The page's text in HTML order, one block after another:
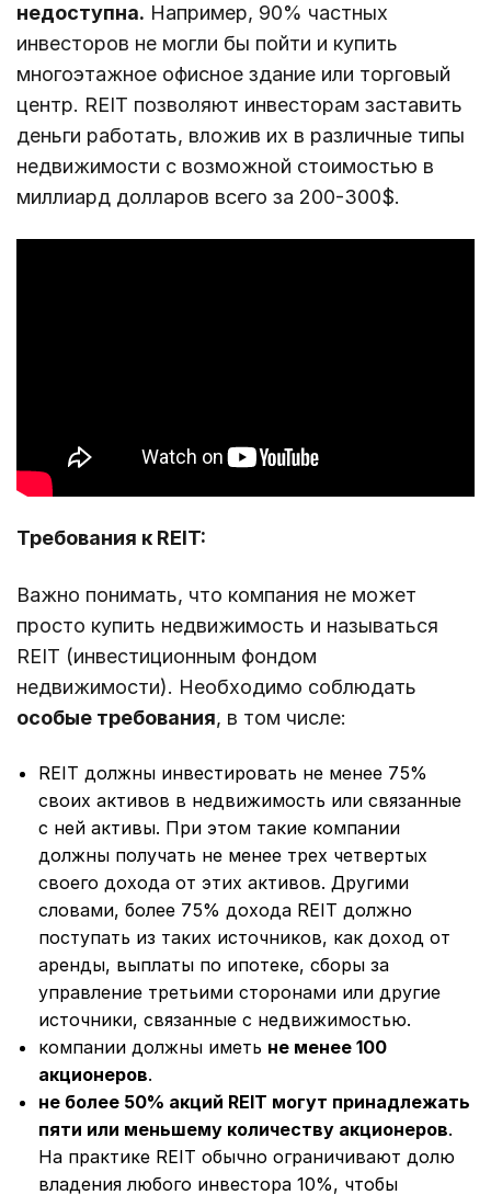
недоступна. Например, 90% частных
инвесторов не могли бы пойти и купить
многоэтажное офисное здание или торговый
центр. REIT позволяют инвесторам заставить
деньги работать, вложив их в различные типы
недвижимости с возможной стоимостью в
миллиард долларов всего за 200-300$.
Требования к REIT:
Важно понимать, что компания не может
просто купить недвижимость и называться
REIT (инвестиционным фондом
недвижимости). Необходимо соблюдать
особые требования, в том числе:
REIT должны инвестировать не менее 75%
своих активов в недвижимость или связанные
с ней активы. При этом такие компании
должны получать не менее трех четвертых
своего дохода от этих активов. Другими
словами, более 75% дохода REIT должно
поступать из таких источников, как доход от
аренды, выплаты по ипотеке, сборы за
управление третьими сторонами или другие
источники, связанные с недвижимостью.
компании должны иметь не менее 100
акционеров.
не более 50% акций REIT могут принадлежать
пяти или меньшему количеству акционеров.
На практике REIT обычно ограничивают долю
владения любого инвестора 10%, чтобы